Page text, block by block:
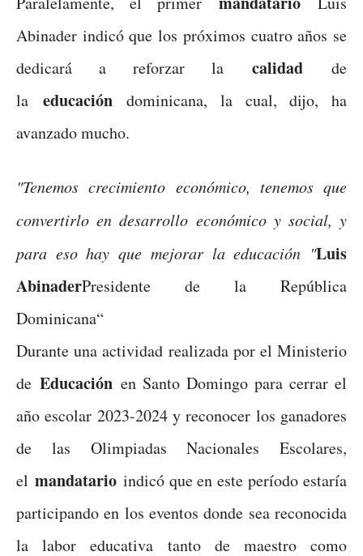
Abinader indicó que los próximos cuatro años se
dedicará a reforzar la calidad de
la educacióndominicana, la cual, dijo, ha
avanzado mucho.
"Tenemos crecimiento económico, tenemos que
convertirlo en desarrollo económico y social, y
para eso hay que mejorar la educación "Luis
AbinaderPresidente de la República
Dominicana“
Durante una actividad realizada por el Ministerio
de Educación en Santo Domingo para cerrar el
año escolar 2023-2024 y reconocer los ganadores
de las Olimpiadas Nacionales Escolares,
el mandatarioindicó que en este período estaría
participando en los eventos donde sea reconocida
la labor educativa tanto de maestro como